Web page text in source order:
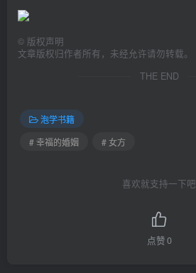
© 版权声明
文章版权归作者所有，未经允许请勿转载。
THE END
泡学书籍
# 幸福的婚姻
# 女方
喜欢就支持一下吧
点赞0